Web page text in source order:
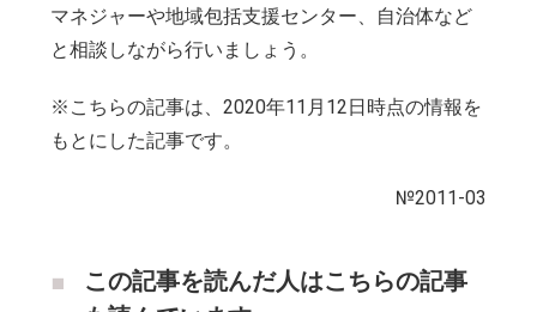
マネジャーや地域包括支援センター、自治体など
と相談しながら行いましょう。
※こちらの記事は、2020年11月12日時点の情報を
もとにした記事です。
№2011-03
この記事を読んだ人はこちらの記事